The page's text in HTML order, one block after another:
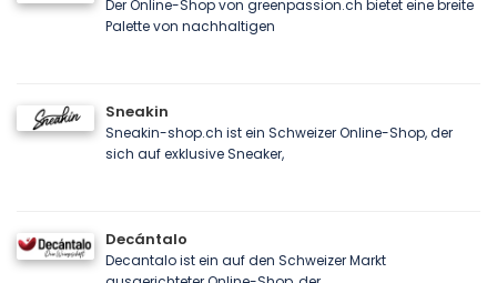
Der Online-Shop von greenpassion.ch bietet eine breite
Palette von nachhaltigen
Sneakin
Sneakin-shop.ch ist ein Schweizer Online-Shop, der
sich auf exklusive Sneaker,
Decántalo
Decantalo ist ein auf den Schweizer Markt